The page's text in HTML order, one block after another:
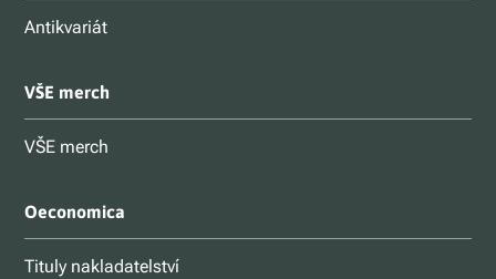
Antikvariát
VŠE merch
VŠE merch
Oeconomica
Tituly nakladatelství